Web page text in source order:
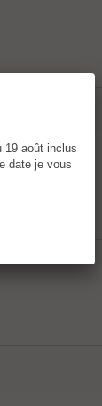
19 août inclus
date je vous